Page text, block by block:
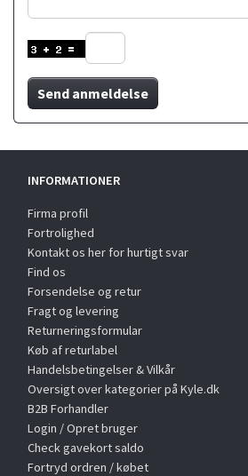
Send anmeldelse
INFORMATIONER
Firma profil
Fortrolighed
Kontakt os her for hurtigt svar
Find os
Forsendelse og retur
Fragt og levering
Returneringsformular
Køb af returlabel
Handelsbetingelser & Vilkår
Oversigt over kategorier på Kyle.dk
B2B Forhandler
Login / Opret bruger
Check gavekort saldo
Fortryd ordren / købet